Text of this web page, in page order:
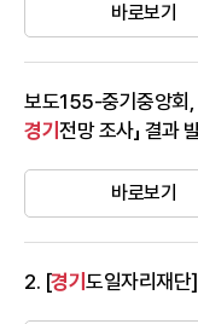
바로보기
보도155-중기중앙회,
경기전망 조사」 결과
바로보기
2. [경기도일자리재단]